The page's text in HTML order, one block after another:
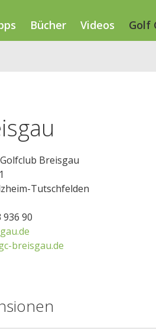
Bücher Videos Golf
Breisgau
Tutschfelden
936 90
breisgau.de